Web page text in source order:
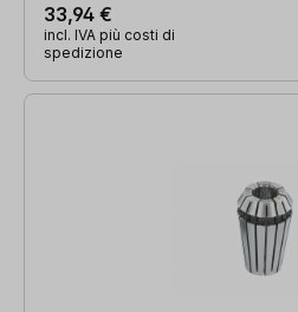
33,94 €
incl. IVA più costi di
spedizione